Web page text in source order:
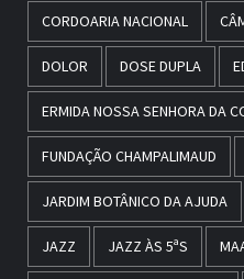
CORDOARIA NACIONAL
DOLOR DOSE DUPLA
ERMIDA NOSSA SENHORA DA
FUNDAÇÃO CHAMPALIMAUD
JARDIM BOTÂNICO DA AJUDA
JAZZ JAZZ ÀS 5ªS